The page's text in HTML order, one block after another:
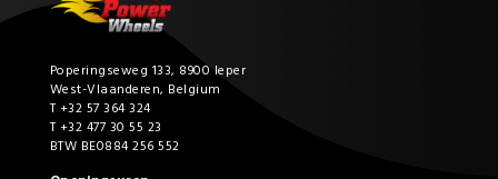
Poperingseweg 133, 8900 Ieper
West-Vlaanderen, Belgium
T +32 57 364 324
T +32 477 30 55 23
BTW BE0884 256 552